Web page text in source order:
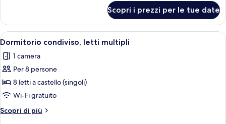
Deluxe,
dormitorio
misto
Scopri i prezzi per le tue date
Apri
tutte
le
foto
per
Dormitorio
condiviso,
letti
Una camera del dormitorio con letti
4
Dormitorio condiviso, letti multipli
1 camera
Per 8 persone
8 letti a castello (singoli)
Wi-Fi gratuito
Scopri di più
Altri